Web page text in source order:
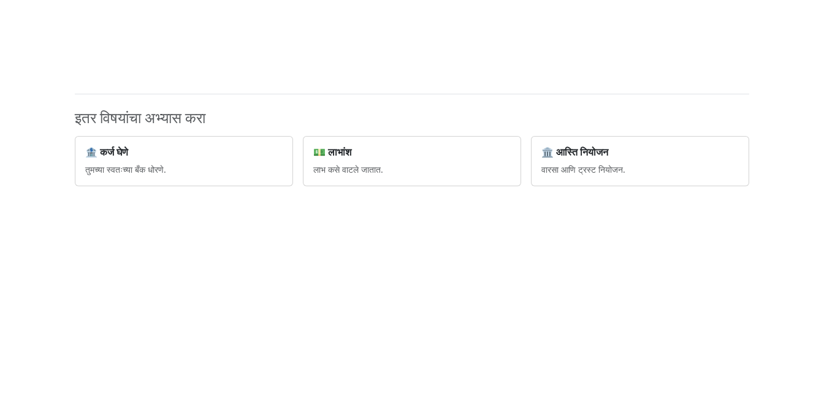
इतर विषयांचा अभ्यास करा
🏦 कर्ज घेणे
तुमच्या स्वतःच्या बँक धोरणे.
💵 लाभांश
लाभ कसे वाटले जातात.
🏛️ आस्ति नियोजन
वारसा आणि ट्रस्ट नियोजन.